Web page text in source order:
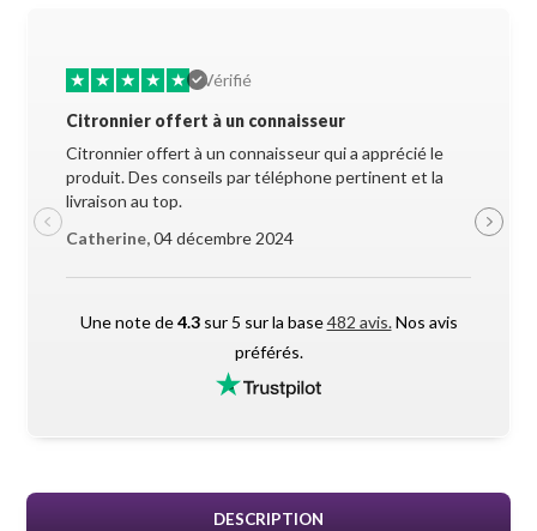
★ ★ ★ ★ ★
Vérifié
Citronnier offert à un connaisseur
Citronnier offert à un connaisseur qui a apprécié le
produit. Des conseils par téléphone pertinent et la
livraison au top.
Catherine,04 décembre 2024
Une note de4.3sur 5 sur la base482 avis.Nos avis
préférés.
DESCRIPTION